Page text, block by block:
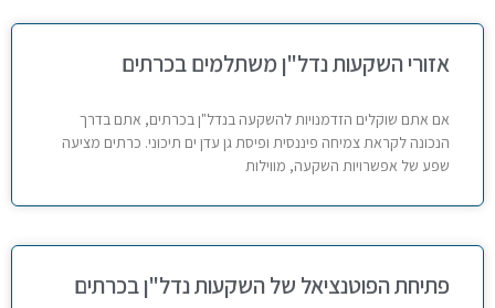
אזורי השקעות נדל"ן משתלמים בכרתים
אם אתם שוקלים הזדמנויות להשקעה בנדל"ן בכרתים, אתם בדרך
הנכונה לקראת צמיחה פיננסית ופיסת גן עדן ים תיכוני. כרתים מציעה
שפע של אפשרויות השקעה, מווילות
פתיחת הפוטנציאל של השקעות נדל"ן בכרתים